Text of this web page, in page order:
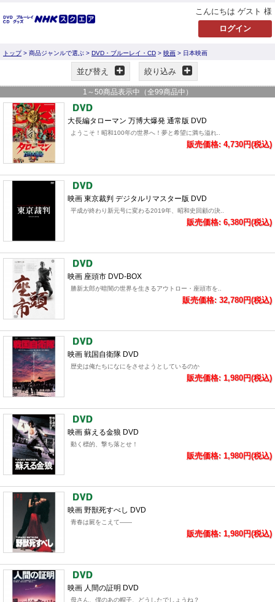
こんにちは ゲスト 様
トップ> 商品ジャンルで選ぶ > DVD・ブルーレイ・CD > 映画 > 日本映画
並び替え 絞り込み
1 ～ 50商品表示中（全99商品中）
大長編タローマン 万博大爆発 通常版 DVD
ようこそ！昭和100年の世界へ！夢と希望に満ち溢れ..
販売価格: 4,730円(税込)
映画 東京裁判 デジタルリマスター版 DVD
平成が終わり新元号に変わる2019年、昭和史回顧の決..
販売価格: 6,380円(税込)
映画 座頭市 DVD-BOX
勝新太郎が暗闇の世界を生きるアウトロー・座頭市を..
販売価格: 32,780円(税込)
映画 戦国自衛隊 DVD
歴史は俺たちになにをさせようとしているのか
販売価格: 1,980円(税込)
映画 蘇える金狼 DVD
動く標的、撃ち落とせ！
販売価格: 1,980円(税込)
映画 野獣死すべし DVD
青春は屍をこえて――
販売価格: 1,980円(税込)
映画 人間の証明 DVD
母さん、僕のあの帽子、どうしたでしょうね？